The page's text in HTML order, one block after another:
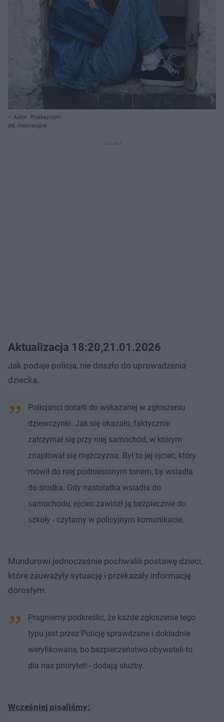
Autor: Pixabay.com
zdj. ilustracyjne
Aktualizacja 18:20,21.01.2026
Jak podaje policja, nie doszło do uprowadzenia
dziecka.
Policjanci dotarli do wskazanej w zgłoszeniu
dziewczynki. Jak się okazało, faktycznie
zatrzymał się przy niej samochód, w którym
znajdował się mężczyzna. Był to jej ojciec, który
mówił do niej podniesionym tonem, by wsiadła
do środka. Gdy nastolatka wsiadła do
samochodu, ojciec zawiózł ją bezpiecznie do
szkoły - czytamy w policyjnym komunikacie.
Mundurowi jednocześnie pochwalili postawę dzieci,
które zauważyły sytuację i przekazały informację
dorosłym.
Pragniemy podkreślić, że każde zgłoszenie tego
typu jest przez Policję sprawdzane i dokładnie
weryfikowane, bo bezpieczeństwo obywateli to
dla nas priorytet! - dodają służby.
Wcześniej pisaliśmy: